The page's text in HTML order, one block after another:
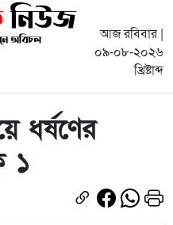
আজ রবিবার |
০৯-০৮-২০২৬
খ্রিষ্টাব্দ
ধর্ষণের
১